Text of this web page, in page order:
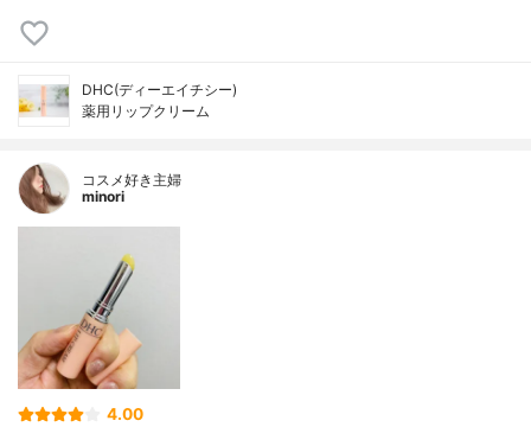
DHC(ディーエイチシー)
薬用リップクリーム
コスメ好き主婦
minori
4.00